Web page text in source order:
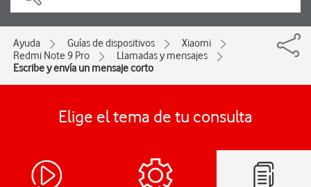
Ayuda Guías de dispositivos
Xiaomi
Redmi Note 9 Pro
Llamadas y mensajes
Escribe y envía un mensaje corto
Elige el tema de tu consulta